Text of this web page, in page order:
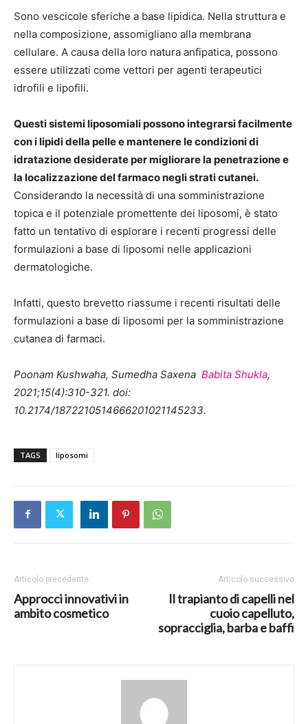
Sono vescicole sferiche a base lipidica. Nella struttura e
nella composizione, assomigliano alla membrana
cellulare. A causa della loro natura anfipatica, possono
essere utilizzati come vettori per agenti terapeutici
idrofili e lipofili.
Questi sistemi liposomiali possono integrarsi facilmente
con i lipidi della pelle e mantenere le condizioni di
idratazione desiderate per migliorare la penetrazione e
la localizzazione del farmaco negli strati cutanei.
Considerando la necessità di una somministrazione
topica e il potenziale promettente dei liposomi, è stato
fatto un tentativo di esplorare i recenti progressi delle
formulazioni a base di liposomi nelle applicazioni
dermatologiche.
Infatti, questo brevetto riassume i recenti risultati delle
formulazioni a base di liposomi per la somministrazione
cutanea di farmaci.
Poonam Kushwaha, Sumedha Saxena Babita Shukla,
2021;15(4):310-321. doi:
10.2174/1872210514666201021145233.
TAGS liposomi
Articolo precedente
Approcci innovativi in
ambito cosmetico
Articolo successivo
Il trapianto di capelli nel
cuoio capelluto,
sopracciglia, barba e baffi